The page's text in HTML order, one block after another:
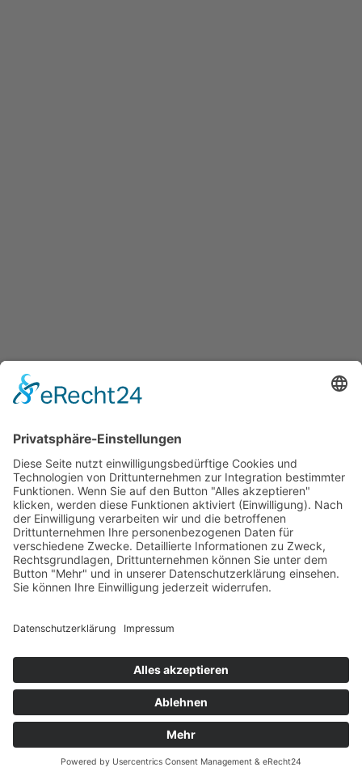
Seele und Mensch
Dekoration, Geschenke & Spielzeug
Manufakturen & Verarbeitung